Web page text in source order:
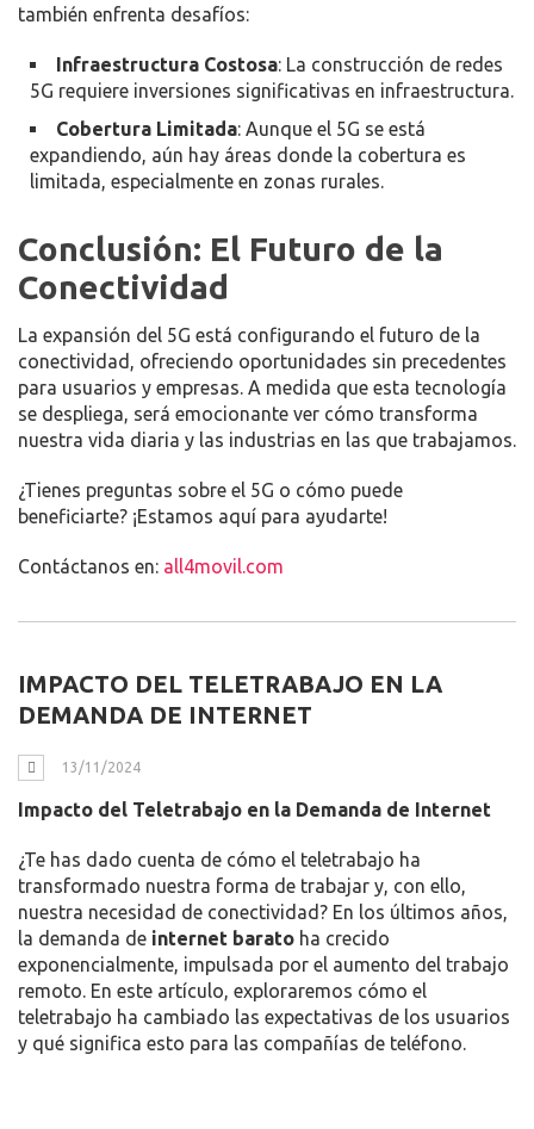
también enfrenta desafíos:
Infraestructura Costosa: La construcción de redes
5G requiere inversiones significativas en infraestructura.
Cobertura Limitada: Aunque el 5G se está
expandiendo, aún hay áreas donde la cobertura es
limitada, especialmente en zonas rurales.
Conclusión: El Futuro de la
Conectividad
La expansión del 5G está configurando el futuro de la
conectividad, ofreciendo oportunidades sin precedentes
para usuarios y empresas. A medida que esta tecnología
se despliega, será emocionante ver cómo transforma
nuestra vida diaria y las industrias en las que trabajamos.
¿Tienes preguntas sobre el 5G o cómo puede
beneficiarte? ¡Estamos aquí para ayudarte!
Contáctanos en: all4movil.com
IMPACTO DEL TELETRABAJO EN LA
DEMANDA DE INTERNET
13/11/2024
Impacto del Teletrabajo en la Demanda de Internet
¿Te has dado cuenta de cómo el teletrabajo ha
transformado nuestra forma de trabajar y, con ello,
nuestra necesidad de conectividad? En los últimos años,
la demanda de internet barato ha crecido
exponencialmente, impulsada por el aumento del trabajo
remoto. En este artículo, exploraremos cómo el
teletrabajo ha cambiado las expectativas de los usuarios
y qué significa esto para las compañías de teléfono.